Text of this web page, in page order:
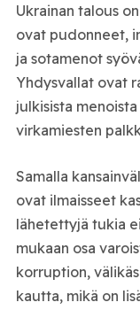
Ukrainan talous
ovat pudonneet,
ja sotamenot
Yhdysvallat ovat
julkisista
virkamiesten
Samalla
ovat ilmaisseet
lähetettyjä tukia
mukaan osa
korruption,
kautta, mikä on